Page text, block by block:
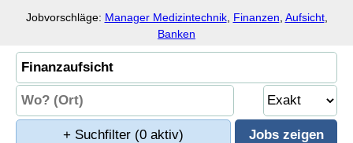
Jobvorschläge: Manager Medizintechnik, Finanzen Aufsicht,
Banken
+ Suchfilter (0 aktiv)